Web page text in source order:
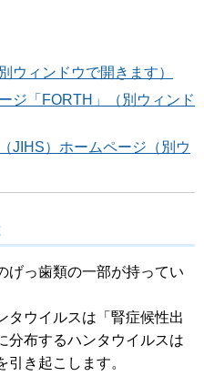
ウィンドウで開きます）
ジ「FORTH」（別ウィンド
JIHS）ホームページ（別ウ
げっ歯類の一部が持ってい
タウイルスは「腎症候性出
分布するハンタウイルスは
引き起こします。